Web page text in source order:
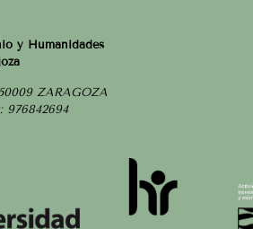
y Humanidades
ZARAGOZA
976842694